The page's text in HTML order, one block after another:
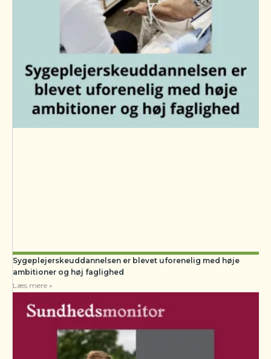
Sygeplejerskeuddannelsen er blevet uforenelig med høje
ambitioner og høj faglighed
Læs mere »